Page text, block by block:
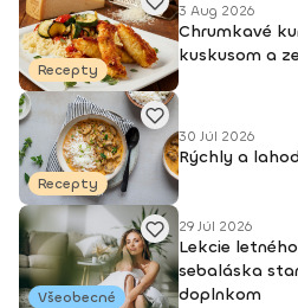
Recepty
3 Aug 2026
Chrumkavé
kuskusom a
Recepty
30 Júl 2026
Rýchly a
Všeobecné
29 Júl 2026
Lekcie
sebaláska
doplnkom